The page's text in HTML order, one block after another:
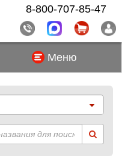
Меню
8-800-707-85-47